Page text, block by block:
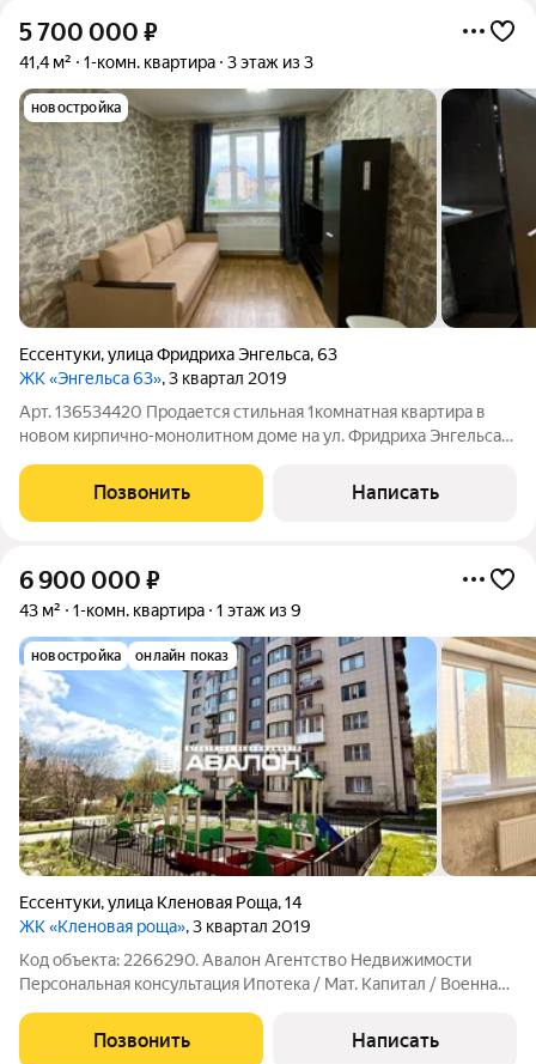
5 700 000 ₽
41,4 м² 1-комн. квартира 3 этаж из 3
новостройка
Ессентуки,улица Фридриха Энгельса,63
ЖК «Энгельса 63», 3 квартал 2019
Арт. 136534420 Продается стильная 1комнатная квартира в
новом кирпично-монолитном доме на ул. Фридриха Энгельса
привлекательной цене 5 700 000 руб. Представьте светлое
пространство с эркером и
Позвонить Написать
6 900 000 ₽
43 м² 1-комн. квартира 1 этаж из 9
новостройка онлайн показ
Ессентуки,улица Кленовая Роща,14
ЖК «Кленовая роща», 3 квартал 2019
Код объекта: 2266290. Авалон Агентство Недвижимости
Персональная консультация Ипотека / Мат. Капитал / Военная
для личной жизни или сдачи в найм. Мкр "Кленовая роща"
расположен рядом с парком
Позвонить Написать